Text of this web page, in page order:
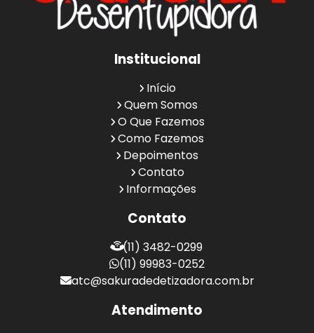
Institucional
Início
Quem Somos
O Que Fazemos
Como Fazemos
Depoimentos
Contato
Informações
Contato
(11) 3482-0299
(11) 99983-0252
atc@sakuradedetizadora.com.br
Atendimento